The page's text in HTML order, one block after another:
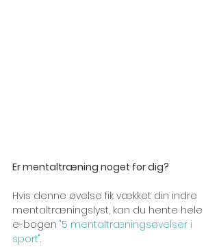
Er mentaltræning noget for dig?
Hvis denne øvelse fik vækket din indre
mentaltræningslyst, kan du hente hele
e-bogen "5 mentaltræningsøvelser i
sport".